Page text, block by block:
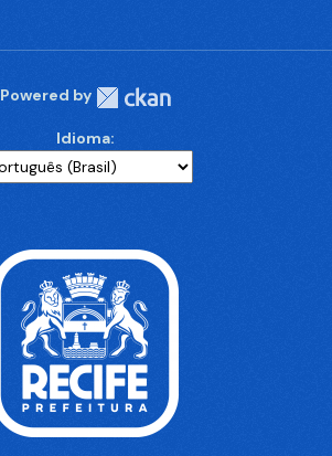
Powered by
Idioma